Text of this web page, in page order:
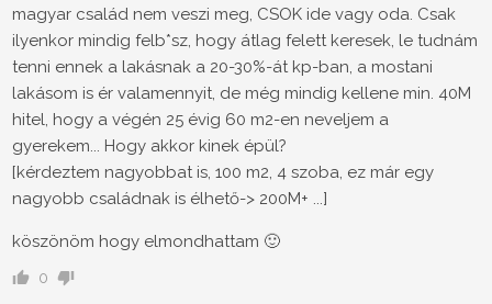
magyar család nem veszi meg, CSOK ide vagy oda. Csak
ilyenkor mindig felb*sz, hogy átlag felett keresek, le tudnám
tenni ennek a lakásnak a 20-30%-át kp-ban, a mostani
lakásom is ér valamennyit, de még mindig kellene min. 40M
hitel, hogy a végén 25 évig 60 m2-en neveljem a
gyerekem... Hogy akkor kinek épül?
[kérdeztem nagyobbat is, 100 m2, 4 szoba, ez már egy
nagyobb családnak is élhető-> 200M+ ...]
köszönöm hogy elmondhattam 🙂
0